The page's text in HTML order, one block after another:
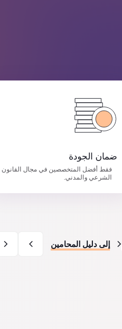
ضمان الجودة
فقط أفضل المتخصصين في مجال القانون
الشرعي والمدني.
إلى دليل المحامين